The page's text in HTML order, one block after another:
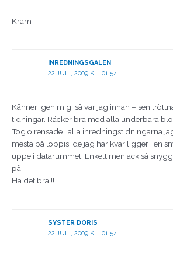
Kram
INREDNINGSGALEN
22 JULI, 2009 KL. 01:54
Känner igen mig, så var jag innan – sen
tidningar. Räcker bra med alla underbara
Tog o rensade i alla inredningstidningarna
mesta på loppis, de jag har kvar ligger i en
uppe i datarummet. Enkelt men ack så
på!
Ha det bra!!!
SYSTER DORIS
22 JULI, 2009 KL. 01:54